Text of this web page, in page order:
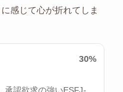
感じて心が折れてしま
30%
承認欲求の強いESFJ-